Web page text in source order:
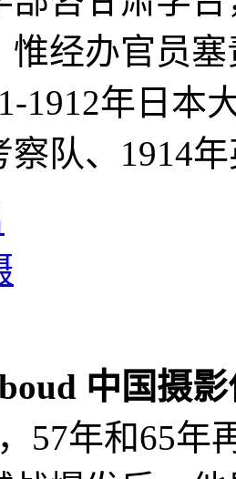
惟经办官员
1912年日本
察队、1914
中国摄
57年和65年